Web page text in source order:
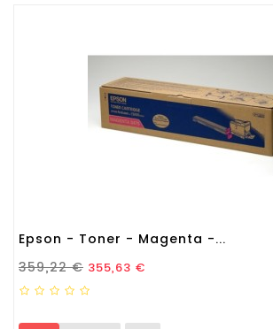
Epson - Toner - Magenta -...
Prezzo Standard
359,22 € Prezzo
355,63 €